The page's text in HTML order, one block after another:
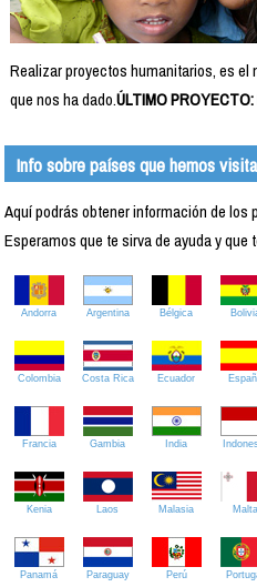
Realizar proyectos humanitarios, es el
que nos ha dado.ÚLTIMO PROYECTO:
Info sobre países que hemos
Aquí podrás obtener información de los
Esperamos que te sirva de ayuda y
Andorra Argentina Bélgica
Colombia Costa Rica Ecuador
Francia Gambia India
Kenia Laos Malasia Malta
Panamá Paraguay Perú